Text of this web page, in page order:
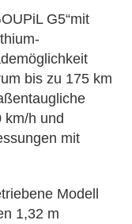
G5“mit
bis zu 175 km
km/h und
mit
Modell
1,32 m